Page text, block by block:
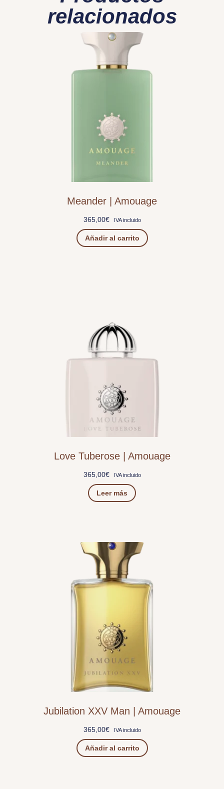
relacionados
Meander | Amouage
365,00€ IVA incluido
Añadir al carrito
Love Tuberose | Amouage
365,00€ IVA incluido
Leer más
Jubilation XXV Man | Amouage
365,00€ IVA incluido
Añadir al carrito